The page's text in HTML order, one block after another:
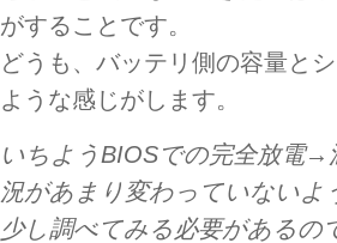
がすることです。
どうも、バッテリ側の容量と
ような感じがします。
いちようBIOSでの完全放電
況があまり変わっていないよ
少し調べてみる必要があるの